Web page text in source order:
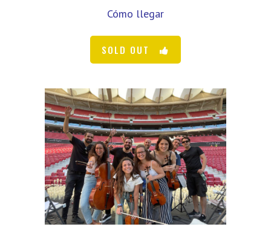
Cómo llegar
SOLD OUT